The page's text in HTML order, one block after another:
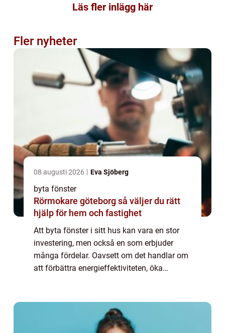
Läs fler inlägg här
Fler nyheter
08 augusti 2026 Eva Sjöberg
byta fönster
Rörmokare göteborg så väljer du rätt
hjälp för hem och fastighet
Att byta fönster i sitt hus kan vara en stor
investering, men också en som erbjuder
många fördelar. Oavsett om det handlar om
att förbättra energieffektiviteten, öka